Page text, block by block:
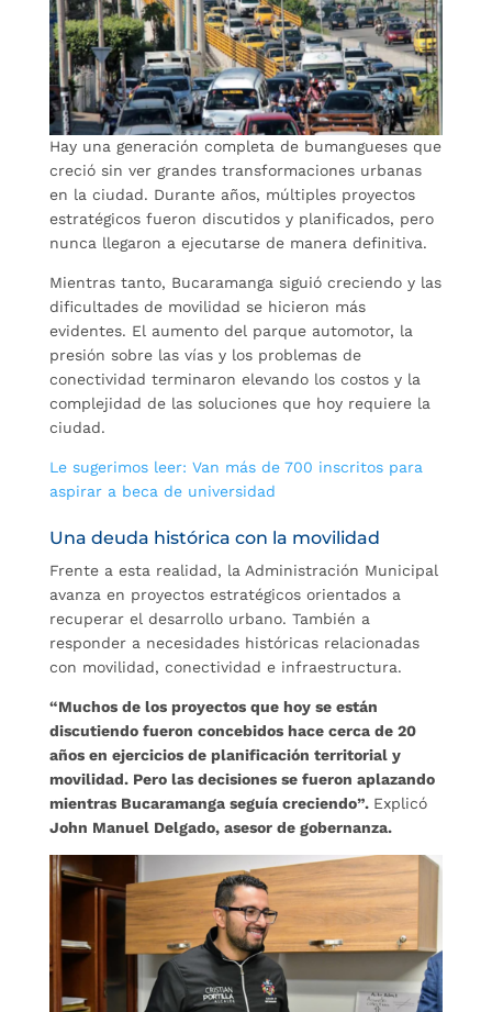
Hay una generación completa de bumangueses que
creció sin ver grandes transformaciones urbanas
en la ciudad. Durante años, múltiples proyectos
estratégicos fueron discutidos y planificados, pero
nunca llegaron a ejecutarse de manera definitiva.
Mientras tanto, Bucaramanga siguió creciendo y las
dificultades de movilidad se hicieron más
evidentes. El aumento del parque automotor, la
presión sobre las vías y los problemas de
conectividad terminaron elevando los costos y la
complejidad de las soluciones que hoy requiere la
ciudad.
Le sugerimos leer: Van más de 700 inscritos para
aspirar a beca de universidad
Una deuda histórica con la movilidad
Frente a esta realidad, la Administración Municipal
avanza en proyectos estratégicos orientados a
recuperar el desarrollo urbano. También a
responder a necesidades históricas relacionadas
con movilidad, conectividad e infraestructura.
“Muchos de los proyectos que hoy se están
discutiendo fueron concebidos hace cerca de 20
años en ejercicios de planificación territorial y
movilidad. Pero las decisiones se fueron aplazando
mientras Bucaramanga seguía creciendo”. Explicó
John Manuel Delgado, asesor de gobernanza.